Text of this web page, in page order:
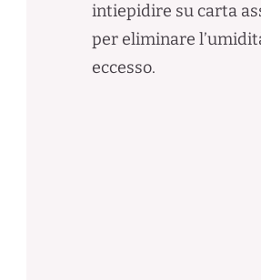
intiepidire su carta
per eliminare
eccesso.